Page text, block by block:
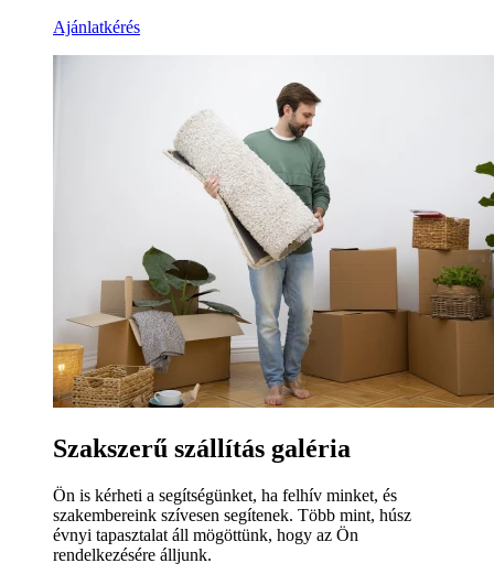
Ajánlatkérés
Szakszerű szállítás galéria
Ön is kérheti a segítségünket, ha felhív minket, és
szakembereink szívesen segítenek. Több mint, húsz
évnyi tapasztalat áll mögöttünk, hogy az Ön
rendelkezésére álljunk.